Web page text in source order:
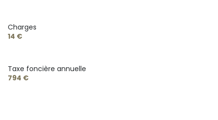
Charges
14 €
Taxe foncière annuelle
794 €